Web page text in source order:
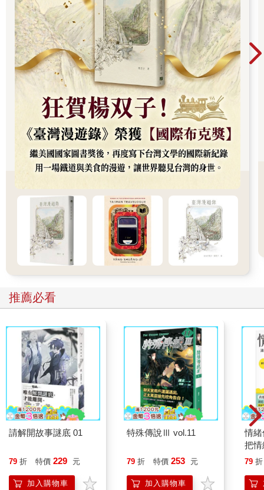
推薦必看
請解開故事謎底 01
79 折 特價 229 元
加入購物車
特殊傳說Ⅲ vol.11
79 折 特價 253 元
加入購物車
情
把
誰
79 折